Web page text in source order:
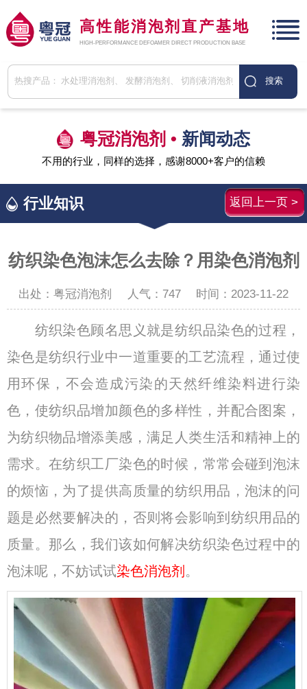
高性能消泡剂直产基地
HIGH-PERFORMANCE DEFOAMER DIRECT PRODUCTION BASE
粤冠消泡剂 • 新闻动态
不用的行业，同样的选择，感谢8000+客户的信赖
行业知识 返回上一页 >
纺织染色泡沫怎么去除？用染色消泡剂
出处：粤冠消泡剂 人气： 747 时间：2023-11-22
纺织染色顾名思义就是纺织品染色的过程，
染色是纺织行业中一道重要的工艺流程，通过使
用环保，不会造成污染的天然纤维染料进行染
色，使纺织品增加颜色的多样性，并配合图案，
为纺织物品增添美感，满足人类生活和精神上的
需求。在纺织工厂染色的时候，常常会碰到泡沫
的烦恼，为了提供高质量的纺织用品，泡沫的问
题是必然要解决的，否则将会影响到纺织用品的
质量。那么，我们该如何解决纺织染色过程中的
泡沫呢，不妨试试染色消泡剂 。